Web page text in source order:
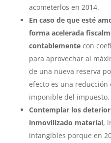
acometerlos en 2014.
En caso de que esté
forma acelerada
contablementecon
para aprovechar al
de una nueva reserva
efecto es una reducción
imponible del impuesto.
Contemplar los
inmovilizado material,
intangibles porque en